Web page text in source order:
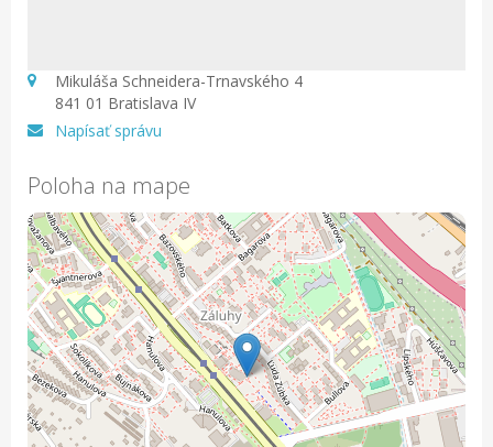
Mikuláša Schneidera-Trnavského 4
841 01 Bratislava IV
Napísať správu
Poloha na mape